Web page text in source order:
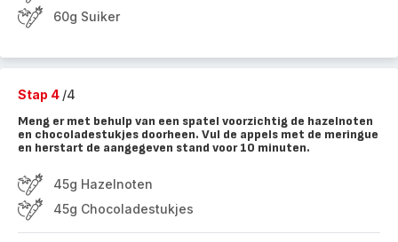
60g Suiker
Stap 4 /4
Meng er met behulp van een spatel voorzichtig de hazelnoten
en chocoladestukjes doorheen. Vul de appels met de meringue
en herstart de aangegeven stand voor 10 minuten.
45g Hazelnoten
45g Chocoladestukjes